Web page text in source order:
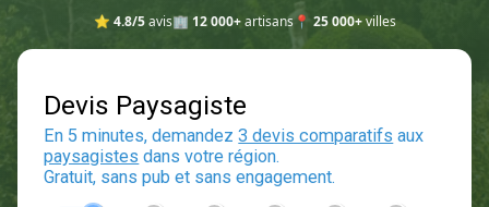
⭐ 4.8/5avis🏢 12 000+artisans📍 25 000+villes
Devis Paysagiste